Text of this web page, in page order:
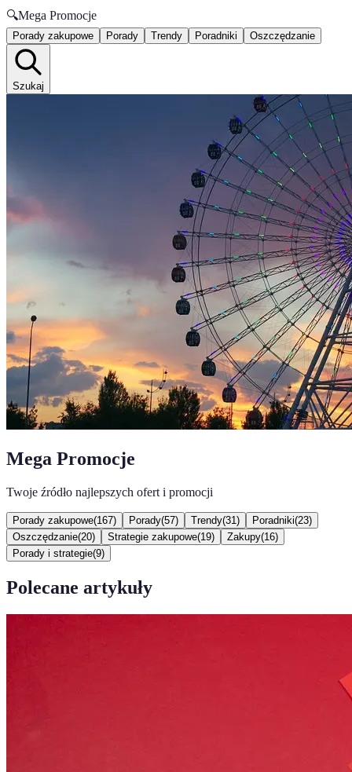
🔍Mega Promocje
Porady zakupowe Porady Trendy Poradniki Oszczędzanie
Szukaj
Mega Promocje
Twoje źródło najlepszych ofert i promocji
Porady zakupowe(167) Porady(57) Trendy(31 ) Poradniki(23)
Oszczędzanie(20) Strategie zakupowe(19) Zakupy(16)
Porady i strategie(9)
Polecane artykuły